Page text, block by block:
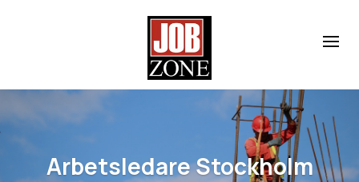
Arbetsledare Stockholm